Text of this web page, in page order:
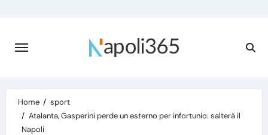
content
Home
sport
Atalanta, Gasperini perde un esterno per infortunio: salterà il
Napoli